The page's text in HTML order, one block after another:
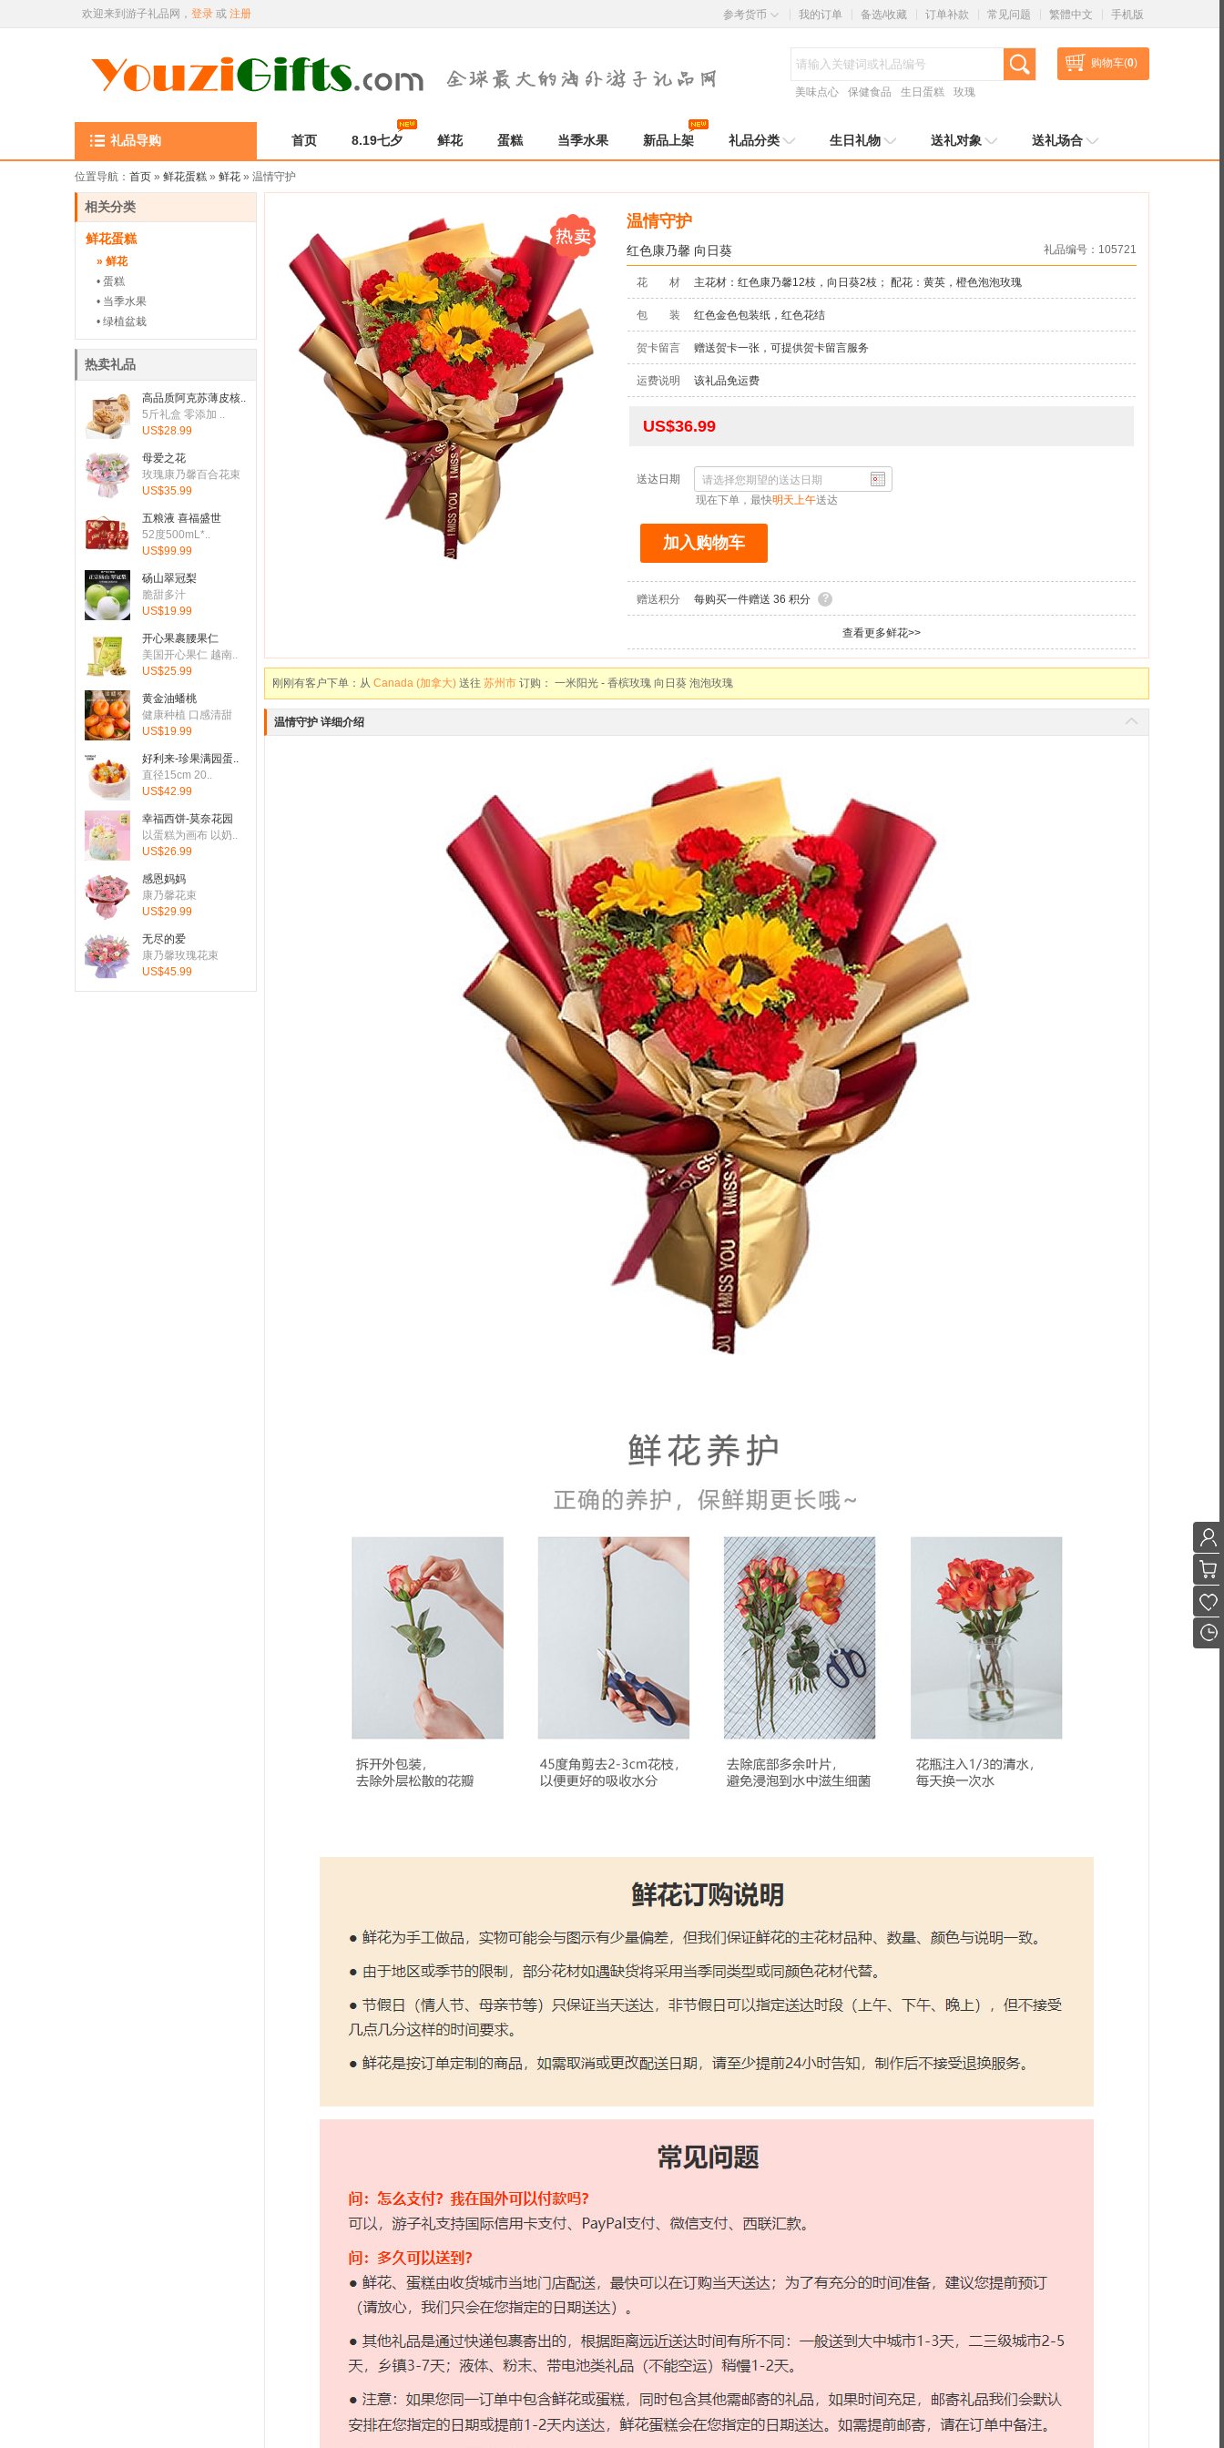
欢迎来到游子礼品网， 登录 或 注册 参考货币 我的订单 备选/收藏 订单补款 常见问题 繁體中文 手机版
美味点心 保健食品 生日蛋糕 玫瑰
购物车(0)
礼品导购 首页 8.19七夕 鲜花 蛋糕 当季水果 新品上架 礼品分类 生日礼物 送礼对象 送礼场合
位置导航： 首页 » 鲜花蛋糕 » 鲜花 » 温情守护
温情守护
红色康乃馨 向日葵 礼品编号：105721
花 材 主花材：红色康乃馨12枝，向日葵2枝； 配花：黄英，橙色泡泡玫瑰
包 装 红色金色包装纸，红色花结
贺卡留言 赠送贺卡一张，可提供贺卡留言服务
运费说明 该礼品免运费
US$36.99
送达日期
现在下单，最快明天上午送达
加入购物车
赠送积分 每购买一件赠送 36 积分 ?
查看更多鲜花>>
United States (美国) 送往 砀山翠冠梨 - 脆甜多汁
United States (美国) 新西兰进口 佳沛黄金奇异果 - 特大果 酸甜可口 饱满多汁
阳光无核西梅干 加州大西梅 - 无添加剂 无糖精 每一颗都独立包装
一米阳光 - 香槟玫瑰 向日葵 泡泡玫瑰
刚刚有客户下单：从 Canada (加拿大) 送往 广州市 订购： 妈妈，我爱你！ - 红色康乃馨 粉色多头百合
刚刚有客户下单：从
新疆生态沙瓤西红柿 - 现摘现发、自然熟西红柿
送往烟台市 德国进口 原味酸牛奶 - 风味酸乳 200ml*24盒
United States (美国) 送往 烟台市订购：新鲜超大蓝莓王 - 4盒装 果径18mm+
送往 成都市 订购：爱丽丝梦境 - 粉佳人粉玫瑰6枝，白玫瑰6枝
送往天津市 订购： 甜甜蜜蜜 - 红玫瑰花篮
送往上海市 订购：永远幸福 - 红色康乃馨66枝+多头康乃馨
沈阳市订购： 新疆恐龙蛋 李子 - 脆爽多汁 酸甜可口
温情守护 详细介绍
相关分类
鲜花蛋糕
» 鲜花
• 蛋糕
• 当季水果
• 绿植盆栽
热卖礼品
高品质阿克苏薄皮核..
5斤礼盒 零添加 ..
US$28.99
母爱之花
玫瑰康乃馨百合花束
US$35.99
五粮液 喜福盛世
52度500mL*..
US$99.99
砀山翠冠梨
脆甜多汁
US$19.99
开心果裹腰果仁
美国开心果仁 越南..
US$25.99
黄金油蟠桃
健康种植 口感清甜
US$19.99
好利来-珍果满园蛋..
直径15cm 20..
US$42.99
幸福西饼-莫奈花园
以蛋糕为画布 以奶..
US$26.99
感恩妈妈
康乃馨花束
US$29.99
无尽的爱
康乃馨玫瑰花束
US$45.99